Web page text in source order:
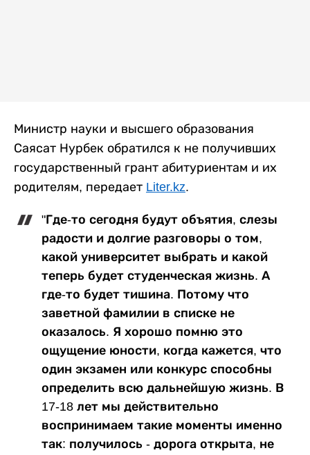
Министр науки и высшего образования
Саясат Нурбек обратился к не получивших
государственный грант абитуриентам и их
родителям, передает Liter.kz.
"Где-то сегодня будут объятия, слезы
радости и долгие разговоры о том,
какой университет выбрать и какой
теперь будет студенческая жизнь. А
где-то будет тишина. Потому что
заветной фамилии в списке не
оказалось. Я хорошо помню это
ощущение юности, когда кажется, что
один экзамен или конкурс способны
определить всю дальнейшую жизнь. В
17-18 лет мы действительно
воспринимаем такие моменты именно
так: получилось - дорога открыта, не